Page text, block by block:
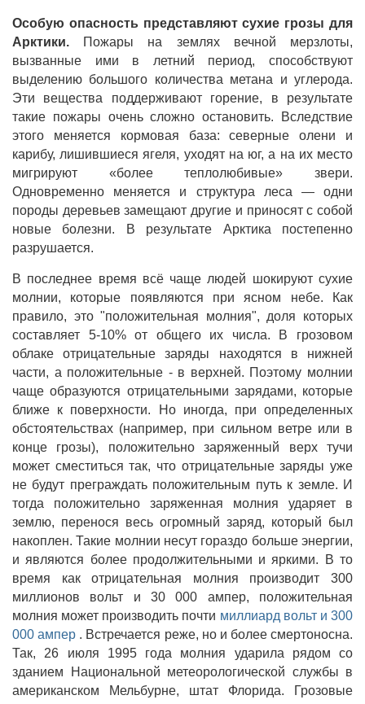
Особую опасность представляют сухие грозы для
Арктики.
Пожары на землях вечной мерзлоты,
вызванные ими в летний период, способствуют
выделению большого количества метана и углерода.
Эти вещества поддерживают горение, в результате
такие пожары очень сложно остановить. Вследствие
этого меняется кормовая база: северные олени и
карибу, лишившиеся ягеля, уходят на юг, а на их место
мигрируют «более теплолюбивые» звери.
Одновременно меняется и структура леса — одни
породы деревьев замещают другие и приносят с собой
новые болезни. В результате Арктика постепенно
разрушается.
В последнее время всё чаще людей шокируют сухие
молнии, которые появляются при ясном небе. Как
правило, это "положительная молния", доля которых
составляет 5-10% от общего их числа. В грозовом
облаке отрицательные заряды находятся в нижней
части, а положительные - в верхней. Поэтому молнии
чаще образуются отрицательными зарядами, которые
ближе к поверхности. Но иногда, при определенных
обстоятельствах (например, при сильном ветре или в
конце грозы), положительно заряженный верх тучи
может сместиться так, что отрицательные заряды уже
не будут преграждать положительным путь к земле. И
тогда положительно заряженная молния ударяет в
землю, перенося весь огромный заряд, который был
накоплен. Такие молнии несут гораздо больше энергии,
и являются более продолжительными и яркими. В то
время как отрицательная молния производит 300
миллионов вольт и 30 000 ампер, положительная
молния может производить почти миллиард вольт и 300
000 ампер . Встречается реже, но и более смертоносна.
Так, 26 июля 1995 года молния ударила рядом со
зданием Национальной метеорологической службы в
американском Мельбурне, штат Флорида. Грозовые